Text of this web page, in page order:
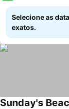
Selecione as
exatos.
Sunday's